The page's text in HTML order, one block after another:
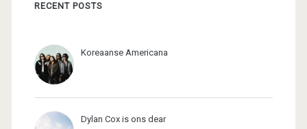
RECENT POSTS
Koreaanse Americana
Dylan Cox is ons dear